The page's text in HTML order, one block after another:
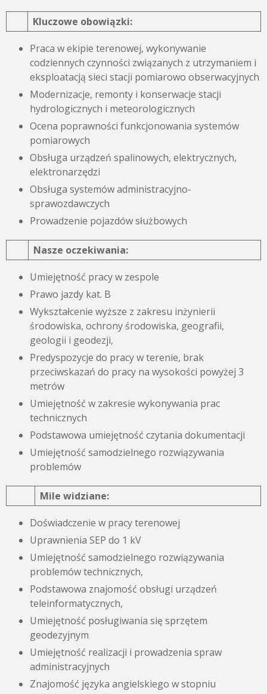
Kluczowe obowiązki:
Praca w ekipie terenowej, wykonywanie
codziennych czynności związanych z utrzymaniem i
eksploatacją sieci stacji pomiarowo obserwacyjnych
Modernizacje, remonty i konserwacje stacji
hydrologicznych i meteorologicznych
Ocena poprawności funkcjonowania systemów
pomiarowych
Obsługa urządzeń spalinowych, elektrycznych,
elektronarzędzi
Obsługa systemów administracyjno-
sprawozdawczych
Prowadzenie pojazdów służbowych
Nasze oczekiwania:
Umiejętność pracy w zespole
Prawo jazdy kat. B
Wykształcenie wyższe z zakresu inżynierii
środowiska, ochrony środowiska, geografii,
geologii i geodezji,
Predyspozycje do pracy w terenie, brak
przeciwskazań do pracy na wysokości powyżej 3
metrów
Umiejętność w zakresie wykonywania prac
technicznych
Podstawowa umiejętność czytania dokumentacji
Umiejętność samodzielnego rozwiązywania
problemów
Mile widziane:
Doświadczenie w pracy terenowej
Uprawnienia SEP do 1 kV
Umiejętność samodzielnego rozwiązywania
problemów technicznych,
Podstawowa znajomość obsługi urządzeń
teleinformatycznych,
Umiejętność posługiwania się sprzętem
geodezyjnym
Umiejętność realizacji i prowadzenia spraw
administracyjnych
Znajomość języka angielskiego w stopniu